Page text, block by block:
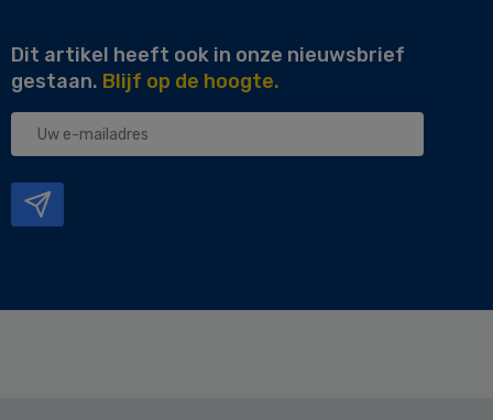
Dit artikel heeft ook in onze nieuwsbrief
gestaan. Blijf op de hoogte.
Uw